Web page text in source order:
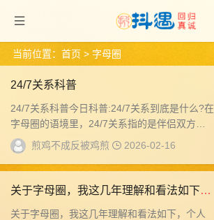
当前位置： 首页 > 字母圈
24/7关系科普
24/7关系科普今日科普:24/7关系到底是什么?在
字母圈的语境里，24/7关系指的是伴侣双方，
以24小时、每周7天的持续状态，...
煎鸡不成反被鸡煎 2026-02-16
关于字母圈，我这几年理解和看法如下，
个人经验之谈
关于字母圈，我这几年理解和看法如下，个人